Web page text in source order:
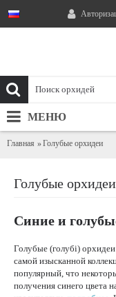
МЕНЮ
Главная Голубые орхидеи
Голубые орхидеи
Синие и
Голубые (голубі)
самой изысканной
популярный, что
получения синего цвета